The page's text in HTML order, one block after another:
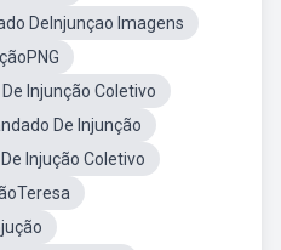
DeInjunçao Imagens
Injunção Coletivo
De Injunção
Injução Coletivo